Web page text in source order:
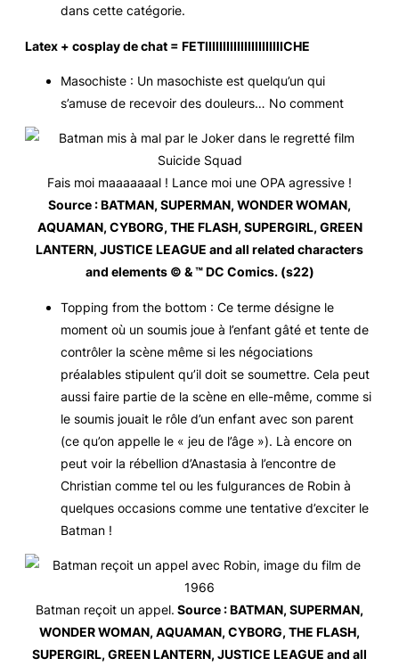
dans cette catégorie.
Latex + cosplay de chat = FETIIIIIIIIIIIIIIIIIIIIIICHE
Masochiste : Un masochiste est quelqu’un qui
s’amuse de recevoir des douleurs… No comment
Fais moi maaaaaaal ! Lance moi une OPA agressive !
Source : BATMAN, SUPERMAN, WONDER WOMAN,
AQUAMAN, CYBORG, THE FLASH, SUPERGIRL, GREEN
LANTERN, JUSTICE LEAGUE and all related characters
and elements © & ™ DC Comics. (s22)
Topping from the bottom : Ce terme désigne le
moment où un soumis joue à l’enfant gâté et tente de
contrôler la scène même si les négociations
préalables stipulent qu’il doit se soumettre. Cela peut
aussi faire partie de la scène en elle-même, comme si
le soumis jouait le rôle d’un enfant avec son parent
(ce qu’on appelle le « jeu de l’âge »). Là encore on
peut voir la rébellion d’Anastasia à l’encontre de
Christian comme tel ou les fulgurances de Robin à
quelques occasions comme une tentative d’exciter le
Batman !
Batman reçoit un appel. Source : BATMAN, SUPERMAN,
WONDER WOMAN, AQUAMAN, CYBORG, THE FLASH,
SUPERGIRL, GREEN LANTERN, JUSTICE LEAGUE and all